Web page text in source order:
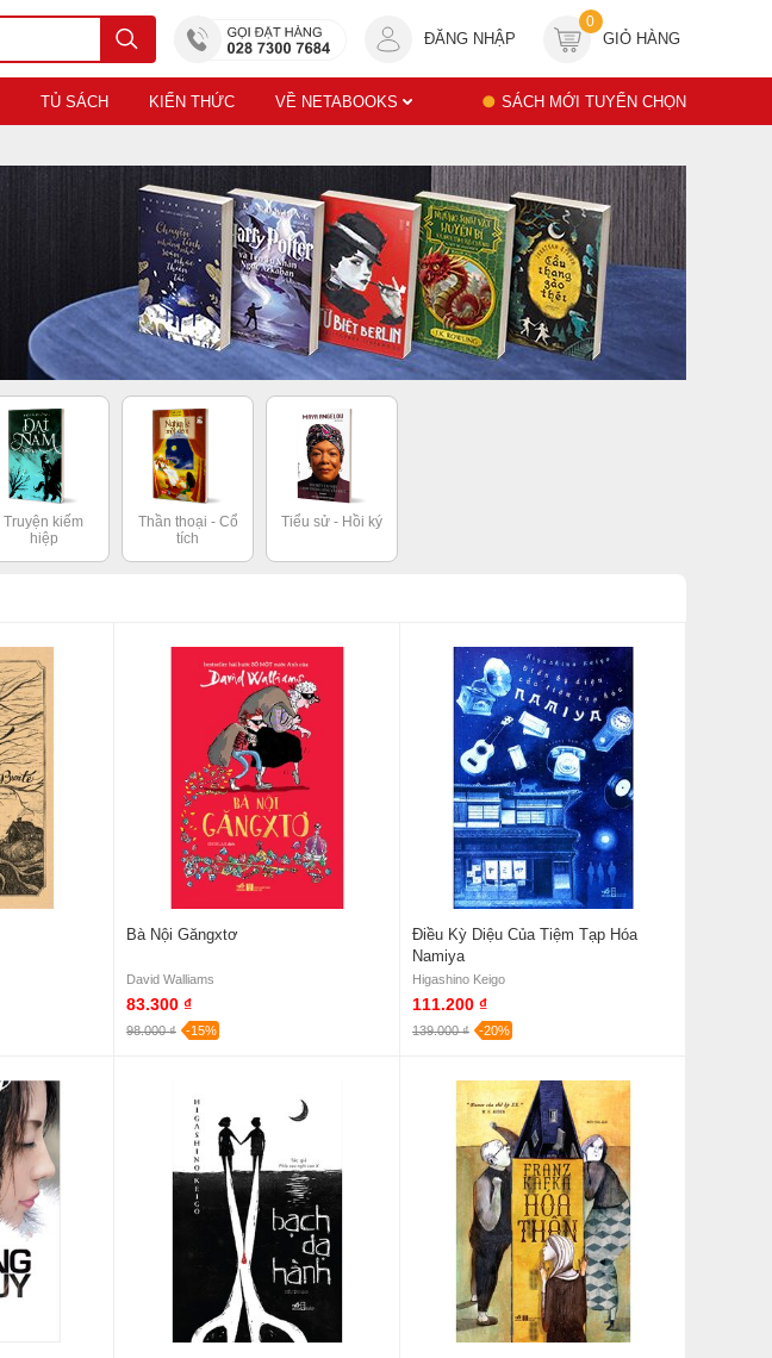
ĐĂNG NHẬP
0
GIỎ HÀNG
TỦ SÁCH KIẾN THỨC VỀ NETABOOKS SÁCH MỚI TUYỂN CHỌN
Truyện kiếm
hiệp
Thần thoại - Cổ
tích
Tiểu sử - Hồi ký
Bà Nội Găngxtơ
David Walliams
83.300 ₫
98.000 ₫ -15%
Điều Kỳ Diệu Của Tiệm Tạp Hóa
Namiya
Higashino Keigo
111.200 ₫
139.000 ₫ -20%